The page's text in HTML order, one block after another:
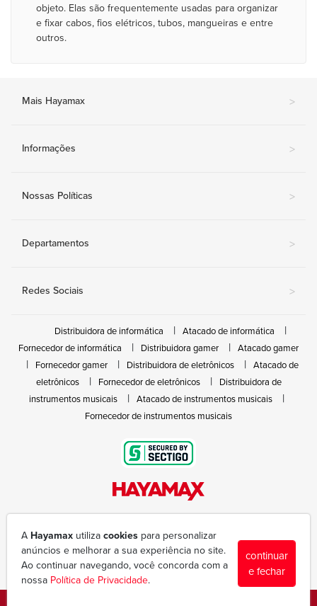
objeto. Elas são frequentemente usadas para organizar
e fixar cabos, fios elétricos, tubos, mangueiras e entre
outros.
Mais Hayamax >
Informações >
Nossas Políticas >
Departamentos >
Redes Sociais >
Distribuidora de informática
Atacado de informática
Fornecedor de informática
Distribuidora gamer
Atacado gamer
Fornecedor gamer
Distribuidora de eletrônicos
Atacado de
eletrônicos
Fornecedor de eletrônicos
Distribuidora de
instrumentos musicais
Atacado de instrumentos musicais
Fornecedor de instrumentos musicais
(43) 3377-6600
hayamax@hayamax.com.br
Segunda à sexta das 8:00 às 18:00
A Hayamax utiliza cookies para personalizar
anúncios e melhorar a sua experiência no site.
Ao continuar navegando, você concorda com a
nossa Política de Privacidade.
continuar
e fechar